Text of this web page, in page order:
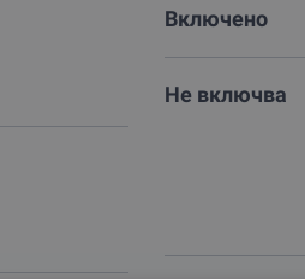
Включено
Не включва